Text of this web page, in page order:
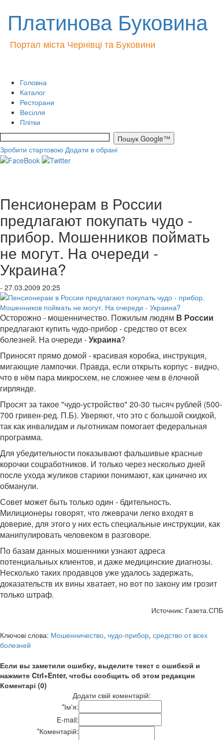
Платинова Буковина
Портал міста Чернівці та Буковини
Головна
Каталог
Ресторани
Весілля
Плітки
Зробити стартовою Додати в обрані
Пенсионерам в России
предлагают покупать чудо -
прибор. Мошенников поймать
не могут. На очереди -
Украина?
- 27.03.2009 20:25
Осторожно - мошенничество. Пожилым людям В России
предлагают купить чудо-прибор - средство от всех
болезней. На очереди -Украина?
Приносят прямо домой - красивая коробка, инструкция,
мигающие лампочки. Правда, если открыть корпус - видно,
что в нём пара микросхем, не сложнее чем в ёлочной
гирлянде.
Просят за такое "чудо-устройство" 20-30 тысяч рублей (500-
700 гривен-ред. П.Б). Уверяют, что это с большой скидкой,
так как инвалидам и льготникам помогает федеральная
программа.
Для убедительности показывают фальшивые красные
корочки соцработников. И только через несколько дней
после ухода жуликов старики понимают, как цинично их
обманули.
Совет может быть только один - бдительность.
Милиционеры говорят, что лжеврачи легко входят в
доверие, для этого у них есть специальные инструкции, как
манипулировать человеком в разговоре.
По базам данных мошенники узнают адреса
потенциальных клиентов, и даже медицинские диагнозы.
Несколько таких продавцов уже удалось задержать,
доказательств их вины хватает, но вот по закону им грозит
только штраф.
Источник: Газета.СПБ
Ключові слова: Мошенничество, чудо-прибор, средство от всех
болезней
Если вы заметили ошибку, выделите текст с ошибкой и
нажмите Ctrl+Enter, чтобы сообщить об этом редакции
Коментарі (0)
Додати свій коментарій:
*Ім'я:
E-mail:
*Коментарій: